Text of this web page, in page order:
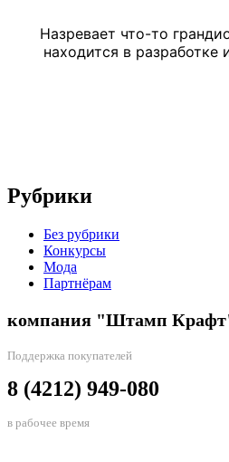
Назревает что-то
находится в разработке
Рубрики
Без рубрики
Конкурсы
Мода
Партнёрам
компания "Штамп
Поддержка покупателей
8 (4212) 949-080
в рабочее время